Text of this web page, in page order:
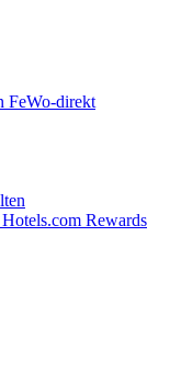
FeWo-direkt
Rewards